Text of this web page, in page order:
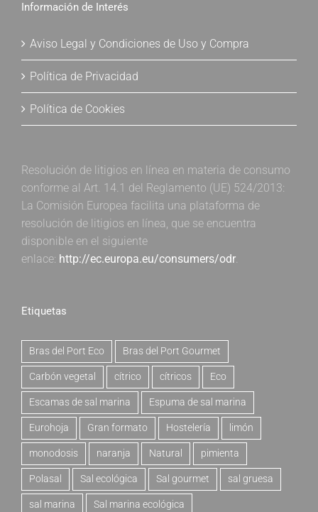
Información de Interés
Aviso Legal y Condiciones de Uso y Compra
Política de Privacidad
Política de Cookies
Resolución de litigios en línea en materia de consumo
conforme al Art. 14.1 del Reglamento (UE) 524/2013:
La Comisión Europea facilita una plataforma de
resolución de litigios en línea, que se encuentra
disponible en el siguiente
enlace: http://ec.europa.eu/consumers/odr.
Etiquetas
Bras del Port Eco Bras del Port Gourmet
Carbón vegetal cítrico cítricos Eco
Escamas de sal marina Espuma de sal marina
Eurohoja Gran formato Hostelería limón
monodosis naranja Natural pimienta
Polasal Sal ecológica Sal gourmet sal gruesa
sal marina Sal marina ecológica